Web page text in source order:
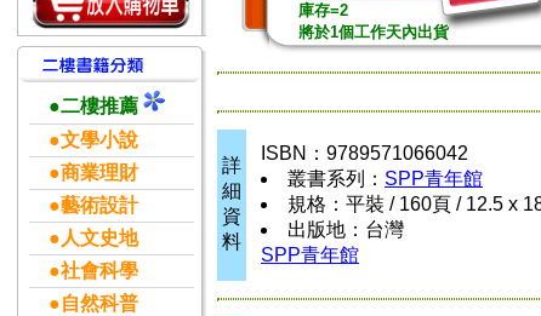
●二樓推薦
●文學小說
●商業理財
●藝術設計
●人文史地
●社會科學
●自然科普
庫存=2
將於1個工作天內出貨
詳
細
資
料
ISBN：9789571066042
叢書系列： SPP青年館
規格：平裝 / 160頁 / 12.5 x
出版地：台灣
SPP青年館